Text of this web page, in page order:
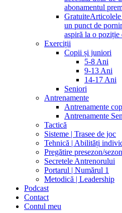
abonamentul
GratuiteArticolele
un punct de
aspiră la o poziție
Exerciții
Copii și juniori
5-8 Ani
9-13 Ani
14-17 Ani
Seniori
Antrenamente
Antrenamente
Antrenamente
Tactică
Sisteme | Trasee de joc
Tehnică | Abilități
Pregătire presezon/sezon
Secretele Antrenorului
Portarul | Numărul 1
Metodică | Leadership
Podcast
Contact
Contul meu